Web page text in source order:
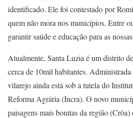
identificado. Ele foi contestado por
quem não mora nos municípios. Entre
garantir saúde e educação para as
Atualmente, Santa Luzia é um distrito
cerca de 10mil habitantes.
vilarejo ainda está sob a tutela do
Reforma Agrária (Incra). O novo
paisagens mais bonitas da região